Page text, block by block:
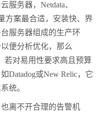
服务器，Netdata、
方案最合适，安装快、界
服务器组成的生产环
便分析优化，那么
若对易用性要求高且预算
Datadog或New Relic，它
统。
离不开合理的告警机